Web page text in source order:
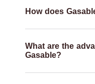
How does
What are the
Gasable?